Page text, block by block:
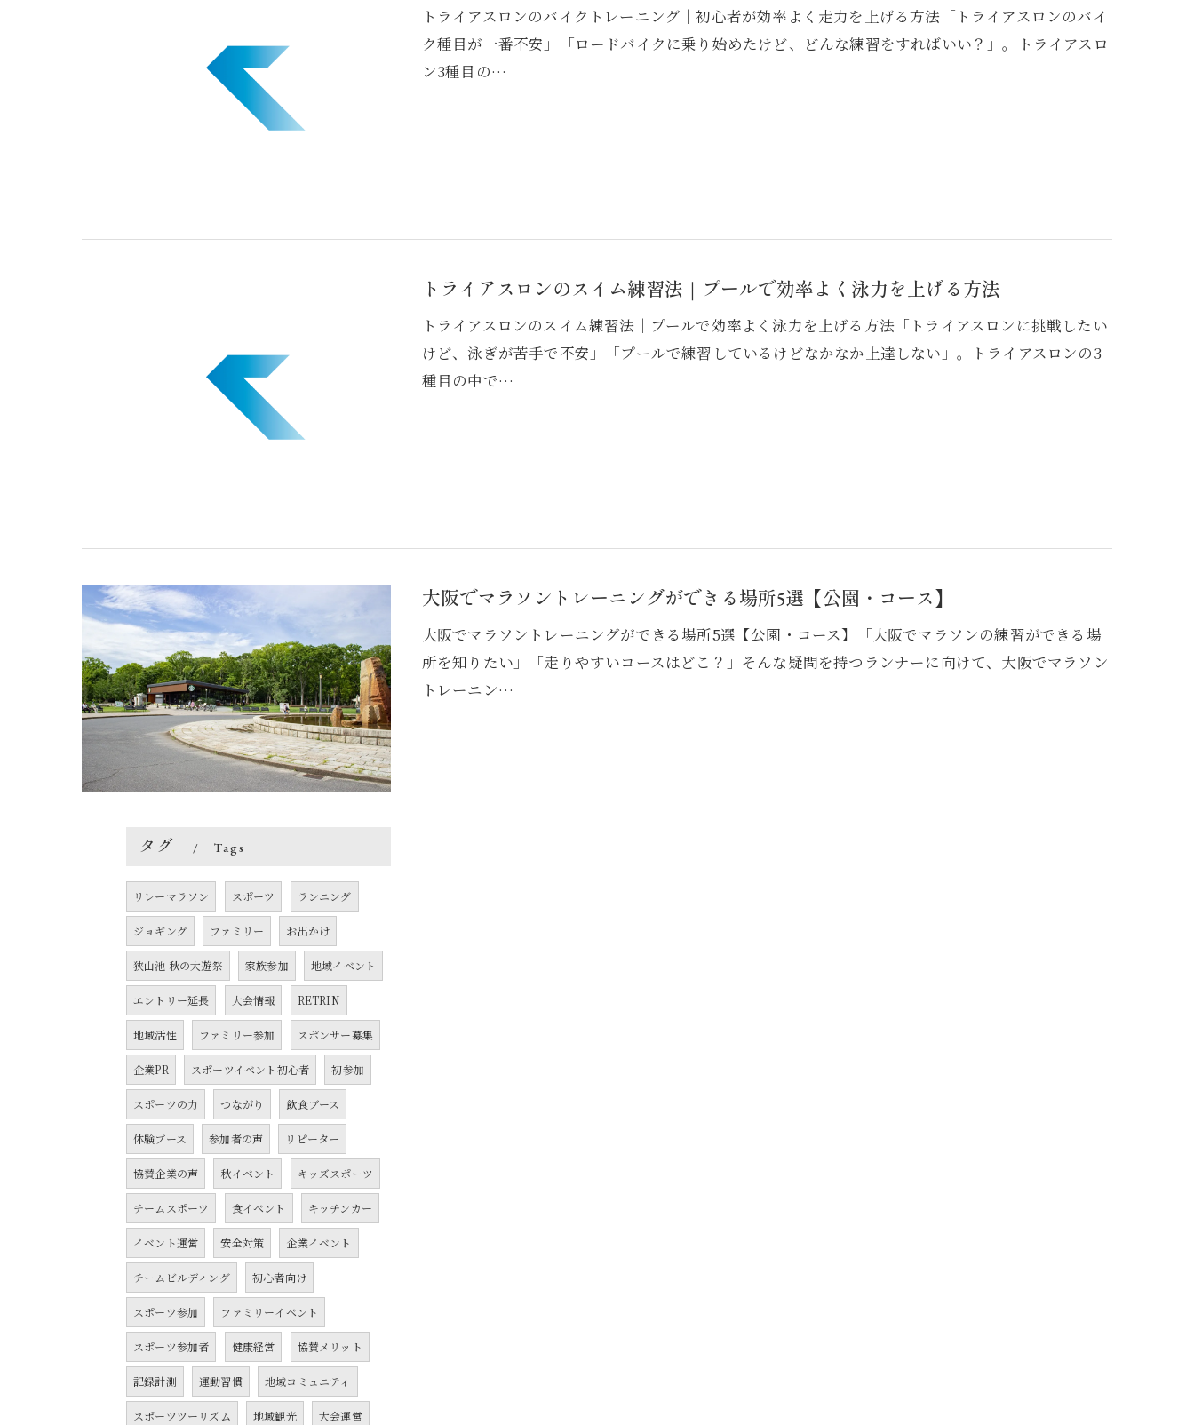
トライアスロンのバイクトレーニング｜初心者が効率よく走力を上げる方法「トライアスロンのバイ
ク種目が一番不安」「ロードバイクに乗り始めたけど、どんな練習をすればいい？」。トライアスロ
ン3種目の…
トライアスロンのスイム練習法｜プールで効率よく泳力を上げる方法
トライアスロンのスイム練習法｜プールで効率よく泳力を上げる方法「トライアスロンに挑戦したい
けど、泳ぎが苦手で不安」「プールで練習しているけどなかなか上達しない」。トライアスロンの3
種目の中で…
大阪でマラソントレーニングができる場所5選【公園・コース】
大阪でマラソントレーニングができる場所5選【公園・コース】「大阪でマラソンの練習ができる場
所を知りたい」「走りやすいコースはどこ？」そんな疑問を持つランナーに向けて、大阪でマラソン
トレーニン…
タグ Tags
リレーマラソン スポーツ ランニング
ジョギング ファミリー お出かけ
狭山池 秋の大遊祭 家族参加 地域イベント
エントリー延長 大会情報 RETRIN
地域活性 ファミリー参加 スポンサー募集
企業PR スポーツイベント初心者 初参加
スポーツの力 つながり 飲食ブース
体験ブース 参加者の声 リピーター
協賛企業の声 秋イベント キッズスポーツ
チームスポーツ 食イベント キッチンカー
イベント運営 安全対策 企業イベント
チームビルディング 初心者向け
スポーツ参加 ファミリーイベント
スポーツ参加者 健康経営 協賛メリット
記録計測 運動習慣 地域コミュニティ
スポーツツーリズム 地域観光 大会運営